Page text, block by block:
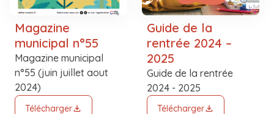
Magazine
municipal n°55
Magazine municipal
n°55 (juin juillet aout
2024)
Télécharger
Guide de la
rentrée 2024 –
2025
Guide de la rentrée
2024 - 2025
Télécharger